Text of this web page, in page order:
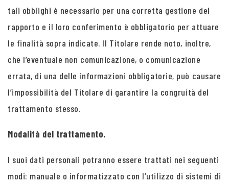
tali obblighi è necessario per una corretta gestione del
rapporto e il loro conferimento è obbligatorio per attuare
le finalità sopra indicate. Il Titolare rende noto, inoltre,
che l’eventuale non comunicazione, o comunicazione
errata, di una delle informazioni obbligatorie, può causare
l’impossibilità del Titolare di garantire la congruità del
trattamento stesso.
Modalità del trattamento.
I suoi dati personali potranno essere trattati nei seguenti
modi: manuale o informatizzato con l’utilizzo di sistemi di